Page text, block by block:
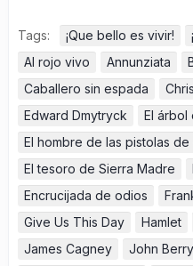
Tags: ¡Que bello es vivir!
Al rojo vivo
Annunziata
Caballero sin espada
Edward Dmytryck
El árbol
El hombre de las pistolas de
El tesoro de Sierra Madre
Encrucijada de odios
Give Us This Day
Hamlet
James Cagney
John Berry